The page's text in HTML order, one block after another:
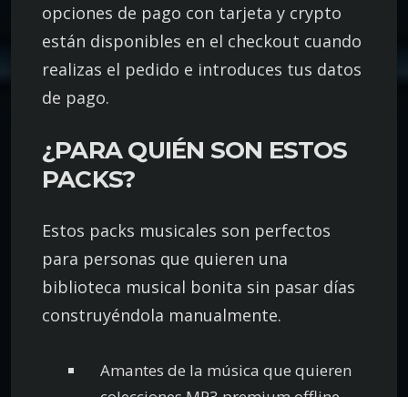
opciones de pago con tarjeta y crypto
están disponibles en el checkout cuando
realizas el pedido e introduces tus datos
de pago.
¿PARA QUIÉN SON ESTOS
PACKS?
Estos packs musicales son perfectos
para personas que quieren una
biblioteca musical bonita sin pasar días
construyéndola manualmente.
Amantes de la música que quieren